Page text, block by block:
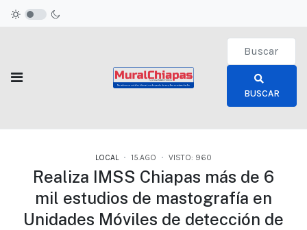
Type 2 or
BUSCAR
LOCAL 15.AGO VISTO: 960
Realiza IMSS Chiapas más de 6
mil estudios de mastografía en
Unidades Móviles de detección de